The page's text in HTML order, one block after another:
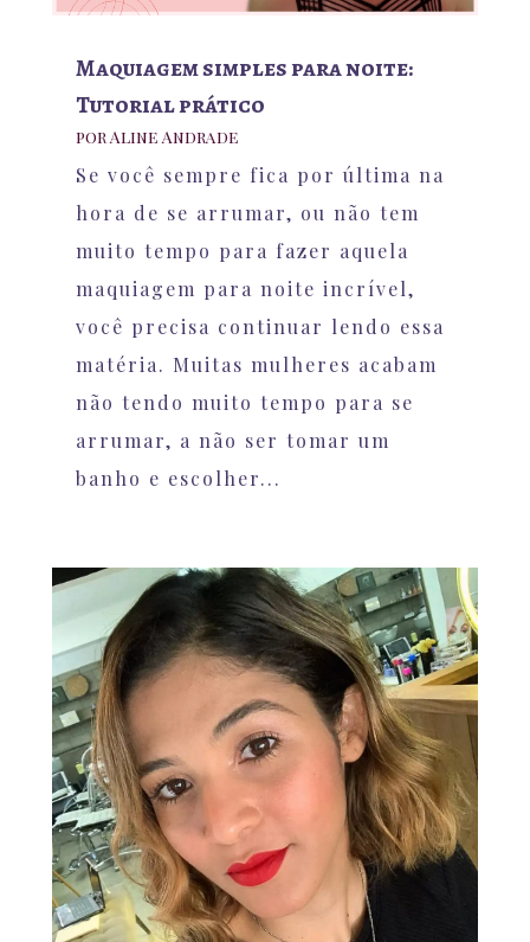
Maquiagem simples para noite:
Tutorial prático
por Aline Andrade
Se você sempre fica por última na
hora de se arrumar, ou não tem
muito tempo para fazer aquela
maquiagem para noite incrível,
você precisa continuar lendo essa
matéria. Muitas mulheres acabam
não tendo muito tempo para se
arrumar, a não ser tomar um
banho e escolher...